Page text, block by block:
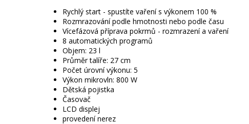
Rychlý start - spustíte vaření s výkonem 100 %
Rozmrazování podle hmotnosti nebo podle času
Vícefázová příprava pokrmů - rozmrazení a vaření
8 automatických programů
Objem: 23 l
Průměr talíře: 27 cm
Počet úrovní výkonu: 5
Výkon mikrovln: 800 W
Dětská pojistka
Časovač
LCD displej
provedení nerez